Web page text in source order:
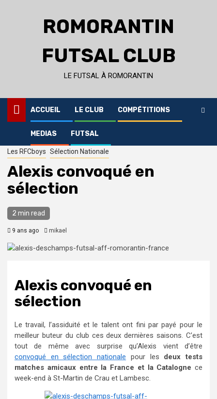
ROMORANTIN
FUTSAL CLUB
LE FUTSAL À ROMORANTIN
ACCUEIL LE CLUB COMPÉTITIONS
MEDIAS FUTSAL
Le Club Les RFCboys
Les RFCboys Sélection Nationale
Alexis convoqué en
sélection
2 min read
9 ans ago mikael
Alexis convoqué en
sélection
Le travail, l’assiduité et le talent ont fini par payé pour le
meilleur buteur du club ces deux dernières saisons. C’est
tout de même avec surprise qu’Alexis vient d’être
convoqué en sélection nationale pour les deux tests
matches amicaux entre la France et la Catalogne ce
week-end à St-Martin de Crau et Lambesc.